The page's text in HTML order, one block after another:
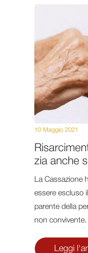
zia anche
10 Maggio 2021
La Cassazione
essere escluso
parente della
non
Leggi